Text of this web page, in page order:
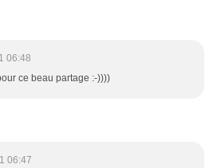
06:48
ce beau partage :-))))
06:47